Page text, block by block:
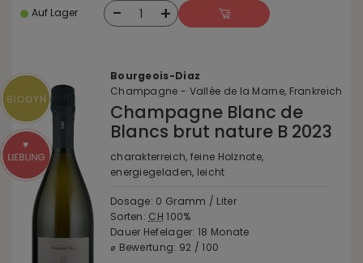
Auf Lager - 1 +
Bourgeois-Diaz
Champagne - Vallée de la Marne, Frankreich
Champagne Blanc de
Blancs brut nature B 2023
charakterreich, feine Holznote,
energiegeladen, leicht
Dosage: 0 Gramm / Liter
Sorten: CH 100%
Dauer Hefelager: 18 Monate
⌀ Bewertung: 92 / 100